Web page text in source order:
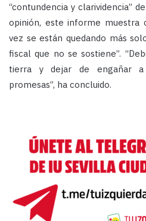
“contundencia y clarividencia”
opinión, este informe muestra
vez se están quedando más
fiscal que no se sostiene”.
tierra y dejar de engañar
promesas”, ha concluido.